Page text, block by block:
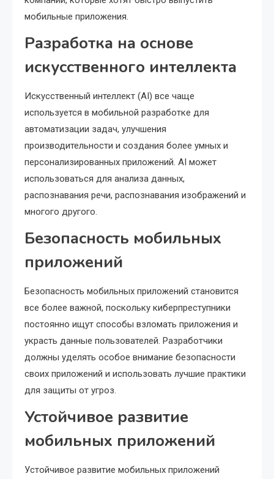
мобильные приложения.
Разработка на основе
искусственного интеллекта
Искусственный интеллект (AI) все чаще
используется в мобильной разработке для
автоматизации задач, улучшения
производительности и создания более умных и
персонализированных приложений. AI может
использоваться для анализа данных,
распознавания речи, распознавания изображений и
многого другого.
Безопасность мобильных
приложений
Безопасность мобильных приложений становится
все более важной, поскольку киберпреступники
постоянно ищут способы взломать приложения и
украсть данные пользователей. Разработчики
должны уделять особое внимание безопасности
своих приложений и использовать лучшие практики
для защиты от угроз.
Устойчивое развитие
мобильных приложений
Устойчивое развитие мобильных приложений